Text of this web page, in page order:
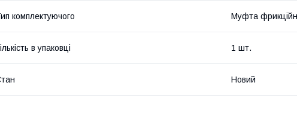
комплектуючого Муфта
в упаковці 1 шт.
Новий